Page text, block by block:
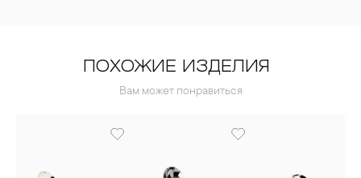
ПОХОЖИЕ ИЗДЕЛИЯ
Вам может понравиться